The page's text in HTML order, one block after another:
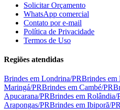
Solicitar Orçamento
WhatsApp comercial
Contato por e-mail
Política de Privacidade
Termos de Uso
Regiões atendidas
Brindes em Londrina/PRBrindes em
Maringá/PRBrindes em Cambé/PR
Apucarana/PRBrindes em Rolândia/
Arapongas/PRBrindes em Ibiporã/PR